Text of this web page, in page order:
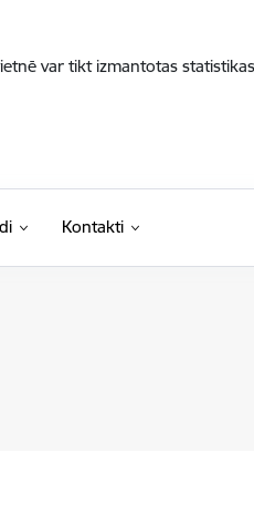
var tikt izmantotas
Kontakti